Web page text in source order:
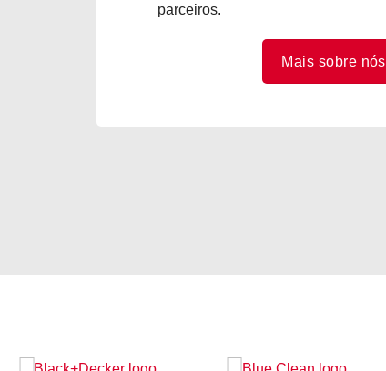
parceiros.
Mais sobre nós